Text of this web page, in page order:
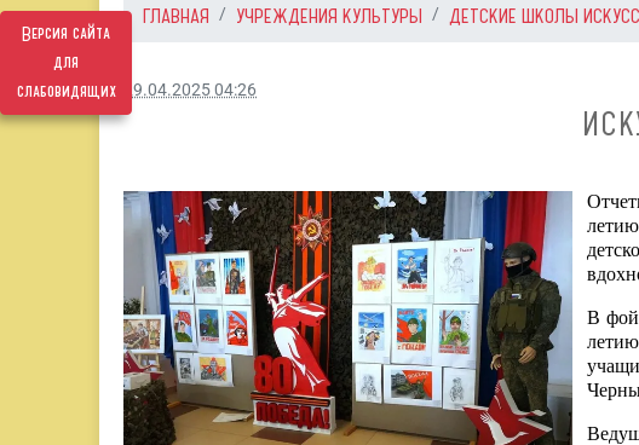
Версия сайта
для
слабовидящих
ГЛАВНАЯ УЧРЕЖДЕНИЯ КУЛЬТУРЫ ДЕТСКИЕ ШКОЛЫ
29.04.2025 04:26
В